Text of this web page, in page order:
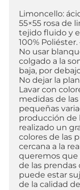
Limoncello:
55×55 rosa de
tejido fluido y
100%
No usar
colgado a la
baja, por
No dejar la
Lavar con
medidas de
pequeñas
producción de
realizado un
colores de las
cercana a la
queremos que
de las prendas
puede estar
de la calidad